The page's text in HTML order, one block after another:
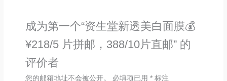
成为第一个“资生堂新透美白面膜💰
¥218/5 片拼邮，388/10片直邮” 的
评价者
您的邮箱地址不会被公开。 必填项已用* 标注